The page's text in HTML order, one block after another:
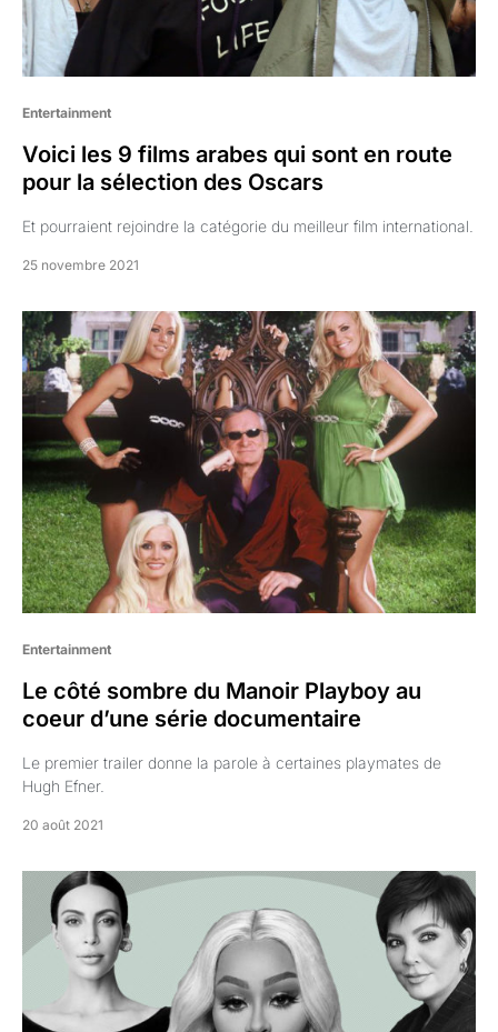
Entertainment
Voici les 9 films arabes qui sont en route
pour la sélection des Oscars
Et pourraient rejoindre la catégorie du meilleur film international.
25 novembre 2021
Entertainment
Le côté sombre du Manoir Playboy au
coeur d’une série documentaire
Le premier trailer donne la parole à certaines playmates de
Hugh Efner.
20 août 2021